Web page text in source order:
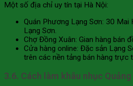
Một số địa chỉ uy tín tại Hà Nội:
Quán Phương Lạng Sơn: 30 Mai
Lạng Sơn.
Chợ Đồng Xuân: Gian hàng bán
Cửa hàng online: Đặc sản Lạng
trên các nền tảng bán hàng trực
3.6. Cách làm khâu nhục